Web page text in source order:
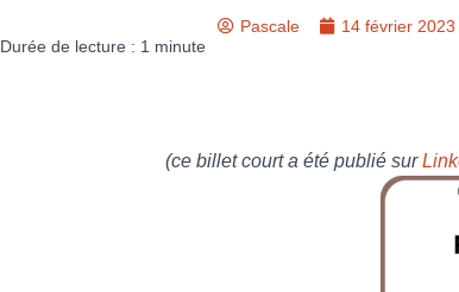
Pascale 14 février 2023
Durée de lecture : 1 minute
(ce billet court a été publié sur